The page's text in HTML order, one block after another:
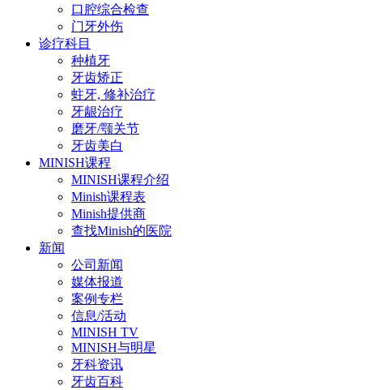
口腔综合检查
门牙外伤
诊疗科目
种植牙
牙齿矫正
蛀牙, 修补治疗
牙龈治疗
磨牙/颚关节
牙齿美白
MINISH课程
MINISH课程介绍
Minish课程表
Minish提供商
查找Minish的医院
新闻
公司新闻
媒体报道
案例专栏
信息/活动
MINISH TV
MINISH与明星
牙科资讯
牙齿百科